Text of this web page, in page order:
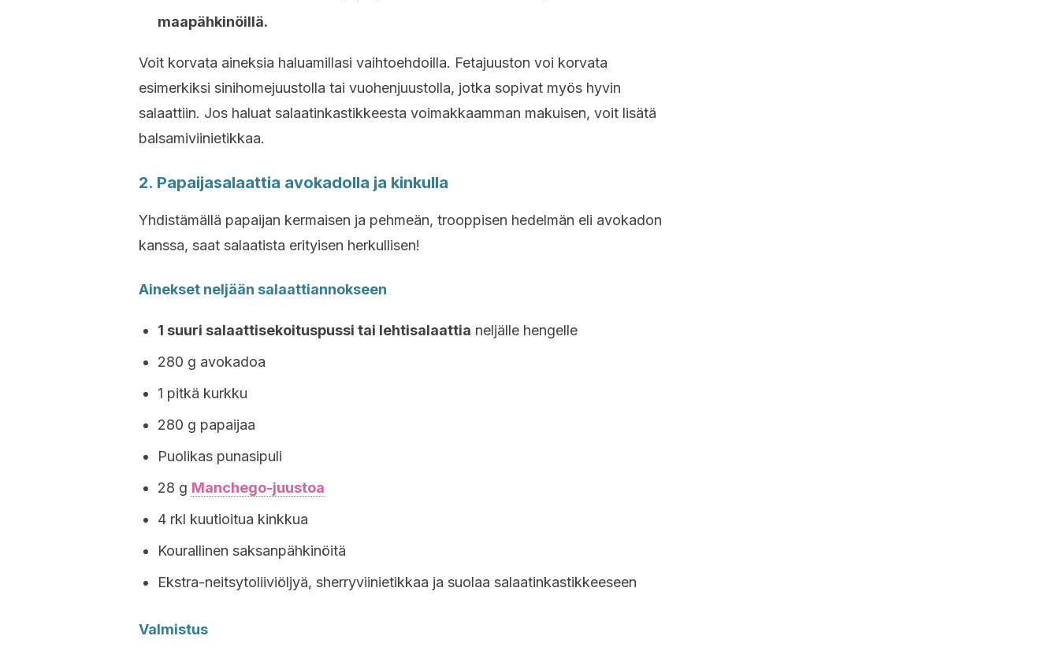
maapähkinöillä.
Voit korvata aineksia haluamillasi vaihtoehdoilla. Fetajuuston voi korvata
esimerkiksi sinihomejuustolla tai vuohenjuustolla, jotka sopivat myös hyvin
salaattiin. Jos haluat salaatinkastikkeesta voimakkaamman makuisen, voit lisätä
balsamiviinietikkaa.
2. Papaijasalaattia avokadolla ja kinkulla
Yhdistämällä papaijan kermaisen ja pehmeän, trooppisen hedelmän eli avokadon
kanssa, saat salaatista erityisen herkullisen!
Ainekset neljään salaattiannokseen
1 suuri salaattisekoituspussi tai lehtisalaattia neljälle hengelle
280 g avokadoa
1 pitkä kurkku
280 g papaijaa
Puolikas punasipuli
28 g Manchego-juustoa
4 rkl kuutioitua kinkkua
Kourallinen saksanpähkinöitä
Ekstra-neitsytoliiviöljyä, sherryviinietikkaa ja suolaa salaatinkastikkeeseen
Valmistus